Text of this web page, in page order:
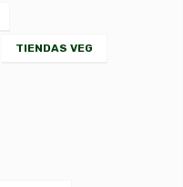
TIENDAS VEG